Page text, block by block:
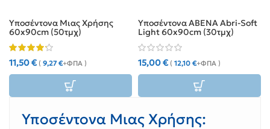
Υποσέντονα Μιας Χρήσης
60x90cm (50τμχ)
11,50€ ( 9,27€+ΦΠΑ )
Υποσέντονα ABENA Abri-Soft
Light 60x90cm (30τμχ)
15,00€ ( 12,10 €+ΦΠΑ )
Υποσέντονα Μιας Χρήσης: